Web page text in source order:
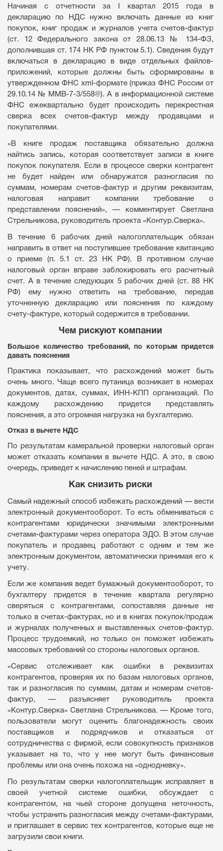
Начиная с отчетности за I квартал 2015 года в
декларацию по НДС нужно включать данные из книг
покупок, книг продаж и журналов учета счетов-фактур
(ст. 12 Федерального закона от 28.06.13 № 134-ФЗ,
дополнившая ст. 174 НК РФ пунктом 5.1). Сведения будут
включаться в декларацию в виде отдельных файлов-
приложений, которые должны быть сформированы в
утвержденном ФНС xml-формате (приказ ФНС России от
29.10.14 № ММВ-7-3/558@). А в информационной системе
ФНС ежеквартально будет происходить перекрестная
сверка всех счетов-фактур между продавцами и
покупателями.
«В книге продаж поставщика обязательно должна
найтись запись, которая соответствует записи в книге
покупок покупателя. Если в процессе сверки контрагент
не будет найден или обнаружатся разногласия по
суммам, номерам счетов-фактур и другим реквизитам,
налоговая направит компании требование о
представлении пояснений», — комментирует Светлана
Стрельникова, руководитель проекта «Контур.Сверка».
В течение 6 рабочих дней налогоплательщик обязан
направить в ответ на поступившее требование квитанцию
о приеме (п. 5.1 ст. 23 НК РФ). В противном случае
налоговый орган вправе заблокировать его расчетный
счет. А в течение следующих 5 рабочих дней (ст. 88 НК
РФ) ему нужно ответить на требование, передав
уточненную декларацию или пояснения по каждому
счету-фактуре, который содержится в требовании.
Чем рискуют компании
Большое количество требований, по которым придется
давать пояснения
Практика показывает, что расхождений может быть
очень много. Чаще всего путаница возникает в номерах
документов, датах, суммах, ИНН-КПП организаций. По
каждому расхождению придется представлять
пояснения, а это огромная нагрузка на бухгалтерию.
Отказ в вычете НДС
По результатам камеральной проверки налоговый орган
может отказать компании в вычете НДС. А это, в свою
очередь, приведет к начислению пеней и штрафам.
Как снизить риски
Самый надежный способ избежать расхождений — вести
электронный документооборот. То есть обмениваться с
контрагентами юридически значимыми электронными
счетами-фактурами через оператора ЭДО. В этом случае
покупатель и продавец работают с одним и тем же
электронным документом, автоматически принимая его к
учету.
Если же компания ведет бумажный документооборот, то
бухгалтеру придется в течение квартала регулярно
сверяться с контрагентами, сопоставляя данные не
только в счетах-фактурах, но и в книгах покупок/продаж
и журналах полученных и выставленных счетов-фактур.
Процесс трудоемкий, но только он поможет избежать
массовых требований со стороны налоговых органов.
«Сервис отслеживает как ошибки в реквизитах
контрагентов, проверяя их по базам налоговых органов,
так и разногласия по суммам, датам и номерам счетов-
фактур, — разъясняет руководитель проекта
«Контур.Сверка» Светлана Стрельникова. — Кроме того,
пользователи могут оценить благонадежность своих
поставщиков и подрядчиков и отказаться от
сотрудничества с фирмой, если совокупность признаков
указывает на то, что у нее могут быть финансовые
проблемы или она очень похожа на «однодневку».
По результатам сверки налогоплательщик исправляет в
своей учетной системе ошибки, обсуждает с
контрагентом, на чьей стороне допущена неточность,
чтобы устранить разногласия между счетами-фактурами,
и приглашает в сервис тех контрагентов, которые еще не
загрузили свои книги.